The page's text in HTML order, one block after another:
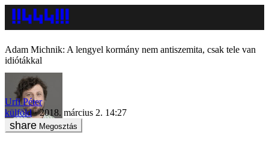
Adam Michnik: A lengyel kormány nem antiszemita, csak tele van
idiótákkal
Urfi Péter
külföld
2018. március 2. 14:27
Megosztás